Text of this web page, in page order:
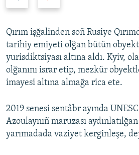
v
i
o
u
s
l
i
d
t
s
l
i
d
Qırım işğalinden soñ Rusiye
tarihiy emiyeti olğan bütün
yurisdiktsiyası altına aldı. Kyiv,
olğanını israr etip, mezkür
imayesi altına almağa rica ete.
2019 senesi sentâbr ayında
Azoulaynıñ maruzası
yarımadada vaziyet kerginleşe,